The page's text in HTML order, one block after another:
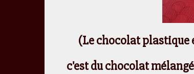
(Le chocolat plastique
c'est du chocolat